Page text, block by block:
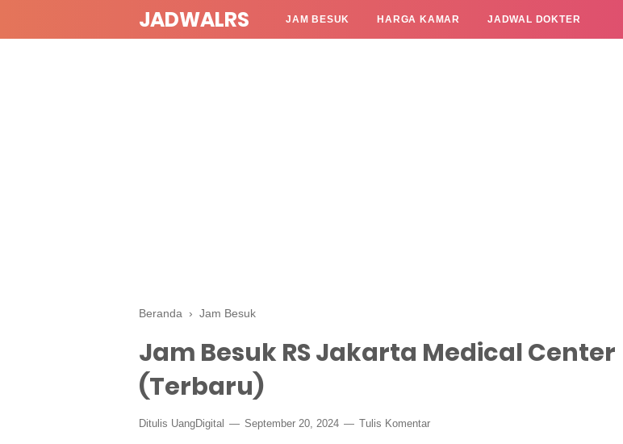
JADWALRS JAM BESUK HARGA KAMAR JADWAL DOKTER
Beranda › Jam Besuk
Jam Besuk RS Jakarta Medical Center
(Terbaru)
Ditulis UangDigital September 20, 2024 Tulis Komentar